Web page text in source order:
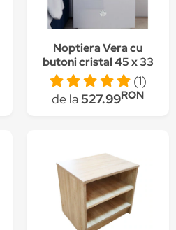
Noptiera Vera cu
butoni cristal 45 x 33
x 50 cm, Alb(1)
de la527.99RON